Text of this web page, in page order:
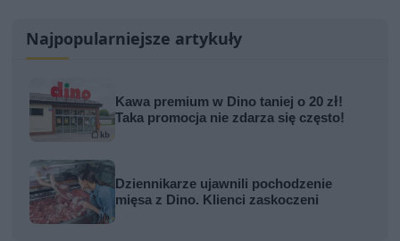
Najpopularniejsze artykuły
Kawa premium w Dino taniej o 20 zł!
Taka promocja nie zdarza się często!
Dziennikarze ujawnili pochodzenie
mięsa z Dino. Klienci zaskoczeni